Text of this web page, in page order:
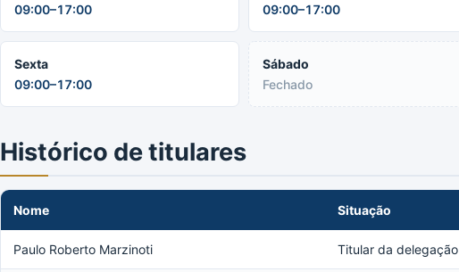
09:00–17:00
09:00–17:00
Sexta
09:00–17:00
Sábado
Fechado
Histórico de titulares
Nome Situação
Paulo Roberto Marzinoti Titular da delegação